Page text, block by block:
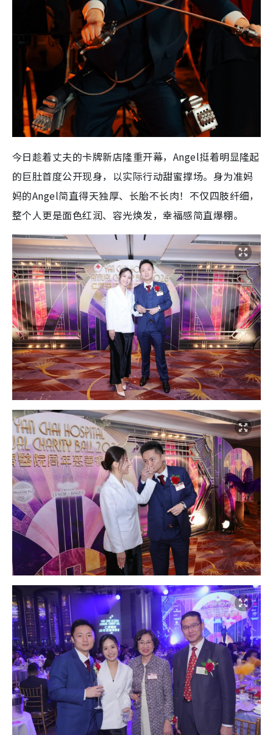
今日趁着丈夫的卡牌新店隆重开幕，Angel挺着明显隆起
的巨肚首度公开现身，以实际行动甜蜜撑场。身为准妈
妈的Angel简直得天独厚、长胎不长肉！不仅四肢纤细，
整个人更是面色红润、容光焕发，幸福感简直爆棚。